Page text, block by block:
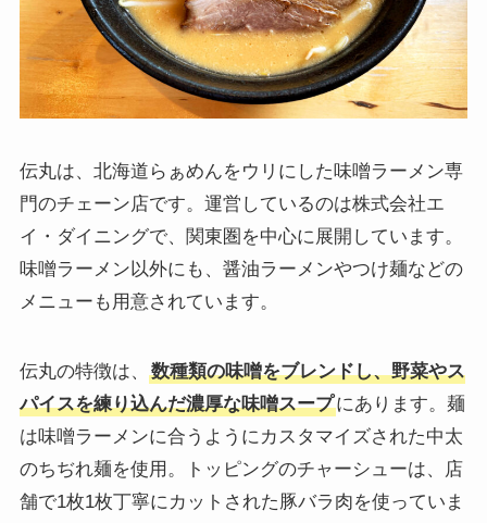
伝丸は、北海道らぁめんをウリにした味噌ラーメン専
門のチェーン店です。運営しているのは株式会社エ
イ・ダイニングで、関東圏を中心に展開しています。
味噌ラーメン以外にも、醤油ラーメンやつけ麺などの
メニューも用意されています。
伝丸の特徴は、
数種類の味噌をブレンドし、野菜やス
パイスを練り込んだ濃厚な味噌スープにあります。麺
は味噌ラーメンに合うようにカスタマイズされた中太
のちぢれ麺を使用。トッピングのチャーシューは、店
舗で1枚1枚丁寧にカットされた豚バラ肉を使っていま